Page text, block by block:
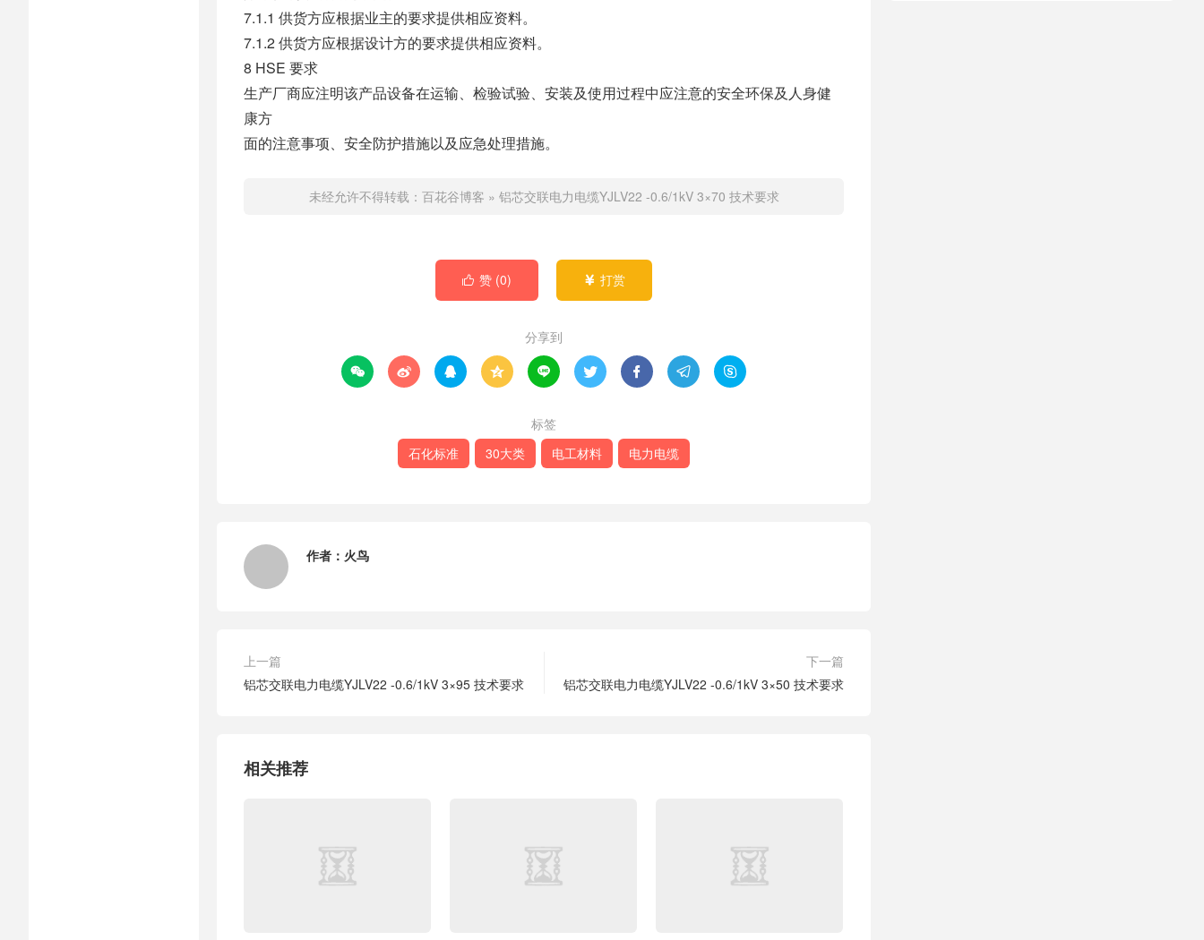
7.1.1 供货方应根据业主的要求提供相应资料。
7.1.2 供货方应根据设计方的要求提供相应资料。
8 HSE 要求
生产厂商应注明该产品设备在运输、检验试验、安装及使用过程中应注意的安全环保及人身健
康方
面的注意事项、安全防护措施以及应急处理措施。
未经允许不得转载： 百花谷博客 » 铝芯交联电力电缆YJLV22 -0.6/1kV 3×70 技术要求
 赞 (0)  打赏
分享到
        
标签
石化标准
30大类 电工材料 电力电缆
作者： 火鸟
上一篇
铝芯交联电力电缆YJLV22 -0.6/1kV 3×95 技术要求
下一篇
铝芯交联电力电缆YJLV22 -0.6/1kV 3×50 技术要求
相关推荐